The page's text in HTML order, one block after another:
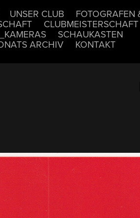
UNSER CLUB FOTOGRAFEN
SCHAUKASTEN
ARCHIV KONTAKT